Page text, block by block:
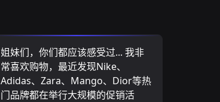
姐妹们，你们都应该感受过... 我非
常喜欢购物，最近发现Nike、
Adidas、Zara、Mango、Dior等热
门品牌都在举行大规模的促销活